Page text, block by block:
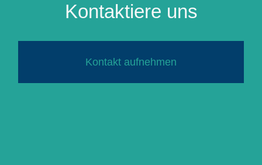
Kontaktiere uns
Kontakt aufnehmen